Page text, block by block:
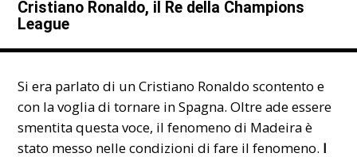
Cristiano Ronaldo, il Re della Champions
League
Si era parlato di un Cristiano Ronaldo scontento e
con la voglia di tornare in Spagna. Oltre ade essere
smentita questa voce, il fenomeno di Madeira è
stato messo nelle condizioni di fare il fenomeno. I